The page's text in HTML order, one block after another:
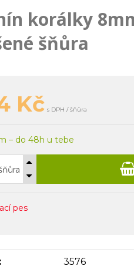
korálky
šňůra
Kč s DPH / šňůra
– do 48h u tebe
pes
3576